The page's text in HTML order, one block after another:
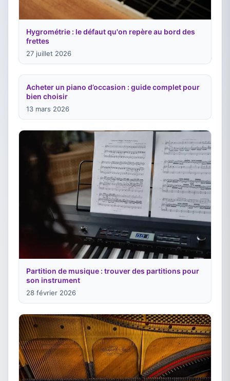
Hygrométrie : le défaut qu'on repère au bord des
frettes
27 juillet 2026
Acheter un piano d’occasion : guide complet pour
bien choisir
13 mars 2026
Partition de musique : trouver des partitions pour
son instrument
28 février 2026